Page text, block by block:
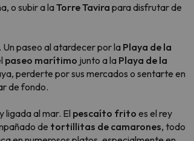
o subir a laTorre Tavira para disfrutar de
paseo al atardecer por la Playa de la
paseo marítimo junto a la Playa de la
perderte por sus mercados o sentarte en
de fondo.
ligada al mar. El pescaíto frito es el rey
de tortillitas de camarones, todo